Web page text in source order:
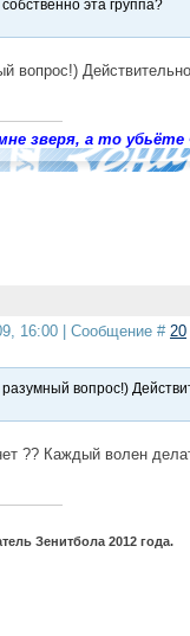
эта группа?
вопрос!)
зверя, а то убьёте
16:00 | Сообщение # 20
вопрос!)
?? Каждый волен
Зенитбола 2012 года.